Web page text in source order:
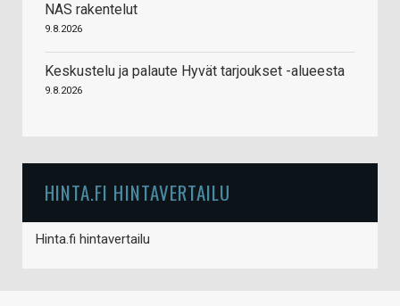
NAS rakentelut
9.8.2026
Keskustelu ja palaute Hyvät tarjoukset -alueesta
9.8.2026
HINTA.FI HINTAVERTAILU
Hinta.fi hintavertailu